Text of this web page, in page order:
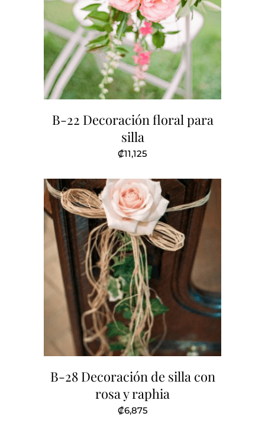
B-22 Decoración floral para
silla
₡11,125
B-28 Decoración de silla con
rosa y raphia
₡6,875